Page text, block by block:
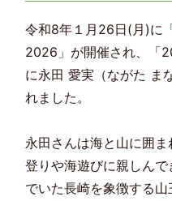
令和8年１月26日(月)に
2026」が開催され、「
に永田 愛実（ながた ま
れました。
永田さんは海と山に囲
登りや海遊びに親しん
でいた⾧崎を象徴する